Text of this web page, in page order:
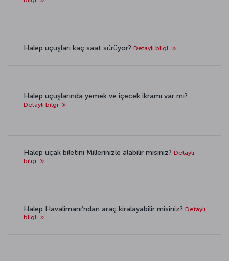
Halep uçuşları kaç saat sürüyor? Detaylı bilgi
Halep uçuşlarında yemek ve içecek ikramı var mı?
Detaylı bilgi
Halep uçak biletini Millerinizle alabilir misiniz? Detaylı
bilgi
Halep Havalimanı’ndan araç kiralayabilir misiniz? Detaylı
bilgi